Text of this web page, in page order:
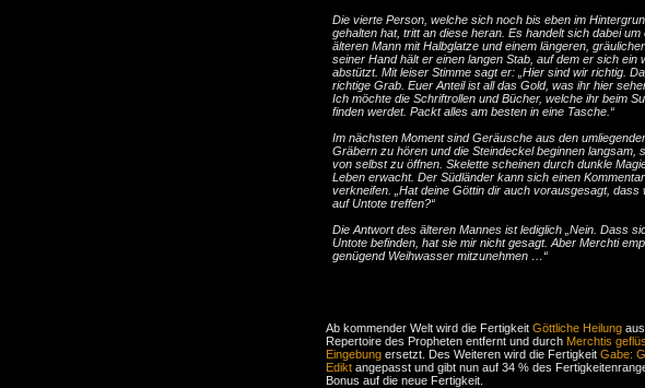
Die vierte Person, welche sich noch bis eben im
gehalten hat, tritt an diese heran. Es handelt sich dabei um
älteren Mann mit Halbglatze und einem längeren,
seiner Hand hält er einen langen Stab, auf dem er sich ein
abstützt. Mit leiser Stimme sagt er: „Hier sind wir richtig.
richtige Grab. Euer Anteil ist all das Gold, was ihr hier
Ich möchte die Schriftrollen und Bücher, welche ihr beim
finden werdet. Packt alles am besten in eine Tasche.“
Im nächsten Moment sind Geräusche aus den
Gräbern zu hören und die Steindeckel beginnen langsam,
von selbst zu öffnen. Skelette scheinen durch dunkle
Leben erwacht. Der Südländer kann sich einen
verkneifen. „Hat deine Göttin dir auch vorausgesagt, dass
auf Untote treffen?“
Die Antwort des älteren Mannes ist lediglich „Nein. Dass
Untote befinden, hat sie mir nicht gesagt. Aber Merchti
genügend Weihwasser mitzunehmen …“
Ab kommender Welt wird die Fertigkeit Göttliche Heilung
Repertoire des Propheten entfernt und durch Merchtis
Eingebung ersetzt. Des Weiteren wird die Fertigkeit Gabe:
Edikt angepasst und gibt nun auf 34 % des
Bonus auf die neue Fertigkeit.